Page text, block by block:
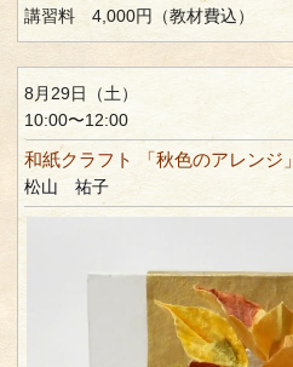
講習料 4,000円（教材費込）
8月29日（土）
10:00〜12:00
和紙クラフト 「秋色のアレンジ」
松山 祐子